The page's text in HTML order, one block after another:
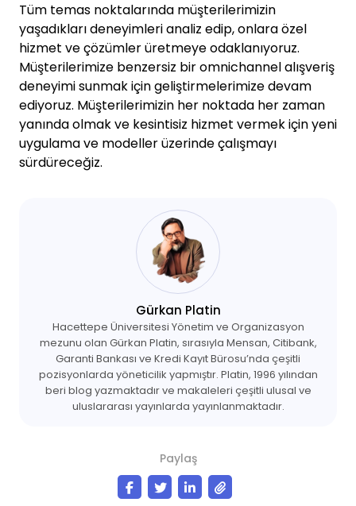
Tüm temas noktalarında müşterilerimizin
yaşadıkları deneyimleri analiz edip, onlara özel
hizmet ve çözümler üretmeye odaklanıyoruz.
Müşterilerimize benzersiz bir omnichannel alışveriş
deneyimi sunmak için geliştirmelerimize devam
ediyoruz. Müşterilerimizin her noktada her zaman
yanında olmak ve kesintisiz hizmet vermek için yeni
uygulama ve modeller üzerinde çalışmayı
sürdüreceğiz.
Gürkan Platin
Hacettepe Üniversitesi Yönetim ve Organizasyon
mezunu olan Gürkan Platin, sırasıyla Mensan, Citibank,
Garanti Bankası ve Kredi Kayıt Bürosu’nda çeşitli
pozisyonlarda yöneticilik yapmıştır. Platin, 1996 yılından
beri blog yazmaktadır ve makaleleri çeşitli ulusal ve
uluslararası yayınlarda yayınlanmaktadır.
Paylaş